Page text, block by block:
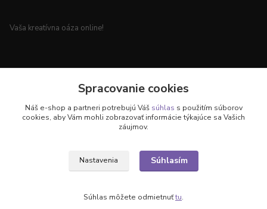
Vaša kreatívna oáza online!
Všetko pre vaše handmade projekty a originálne dekorácie.
Spracovanie cookies
Náš e-shop a partneri potrebujú Váš súhlas s použitím súborov
cookies, aby Vám mohli zobrazovať informácie týkajúce sa Vašich
záujmov.
Nastavenia Súhlasím
Súhlas môžete odmietnuťtu.